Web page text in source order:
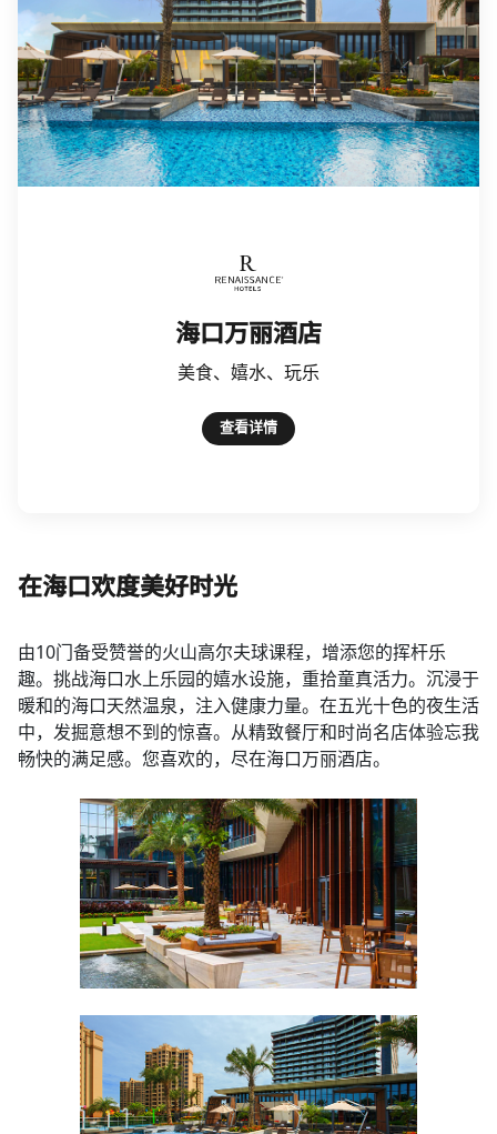
海口万丽酒店
美食、嬉水、玩乐
查看详情
在海口欢度美好时光
由10门备受赞誉的火山高尔夫球课程，增添您的挥杆乐
趣。挑战海口水上乐园的嬉水设施，重拾童真活力。沉浸于
暖和的海口天然温泉，注入健康力量。在五光十色的夜生活
中，发掘意想不到的惊喜。从精致餐厅和时尚名店体验忘我
畅快的满足感。您喜欢的，尽在海口万丽酒店。